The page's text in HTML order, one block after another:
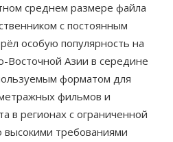
среднем размере файла
с постоянным
особую популярность на
Восточной Азии в середине
форматом для
фильмов и
в регионах с ограниченной
высокими требованиями